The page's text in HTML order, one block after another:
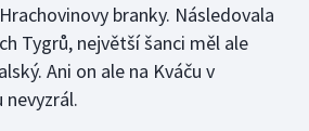
branky. Následovala
Tygrů, největší šanci měl ale
Ani on ale na Kváču v